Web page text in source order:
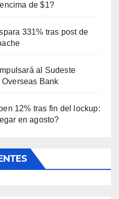
de $1?
331% tras post de
al Sudeste
Bank
12% tras fin del lockup:
en agosto?